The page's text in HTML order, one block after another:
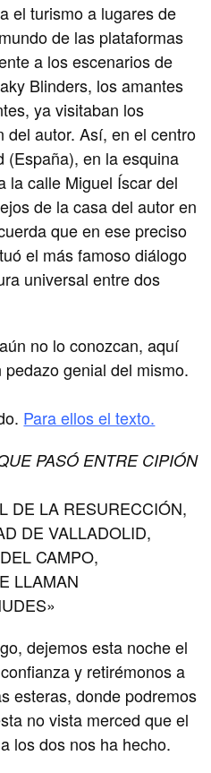
el turismo a lugares de
de las plataformas
a los escenarios de
Blinders, los amantes
ya visitaban los
del autor. Así, en el centro
(España), en la esquina
la calle Miguel Íscar del
de la casa del autor en
que en ese preciso
el más famoso diálogo
universal entre dos
no lo conozcan, aquí
genial del mismo.
Para ellos el texto.
PASÓ ENTRE CIPIÓN
DE LA RESURECCIÓN,
DE VALLADOLID,
CAMPO,
LLAMAN
dejemos esta noche el
y retirémonos a
esteras, donde podremos
no vista merced que el
los dos nos ha hecho.